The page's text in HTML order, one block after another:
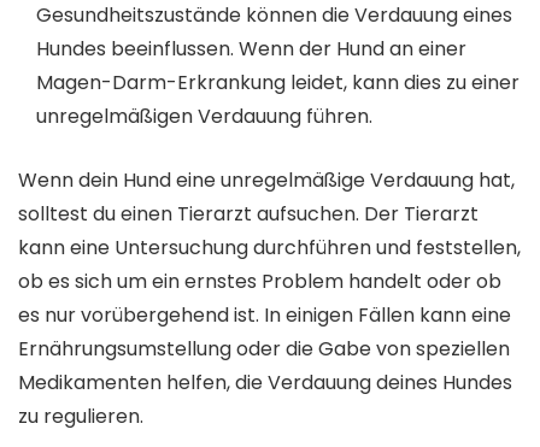
Gesundheitszustände können die Verdauung eines
Hundes beeinflussen. Wenn der Hund an einer
Magen-Darm-Erkrankung leidet, kann dies zu einer
unregelmäßigen Verdauung führen.
Wenn dein Hund eine unregelmäßige Verdauung hat,
solltest du einen Tierarzt aufsuchen. Der Tierarzt
kann eine Untersuchung durchführen und feststellen,
ob es sich um ein ernstes Problem handelt oder ob
es nur vorübergehend ist. In einigen Fällen kann eine
Ernährungsumstellung oder die Gabe von speziellen
Medikamenten helfen, die Verdauung deines Hundes
zu regulieren.